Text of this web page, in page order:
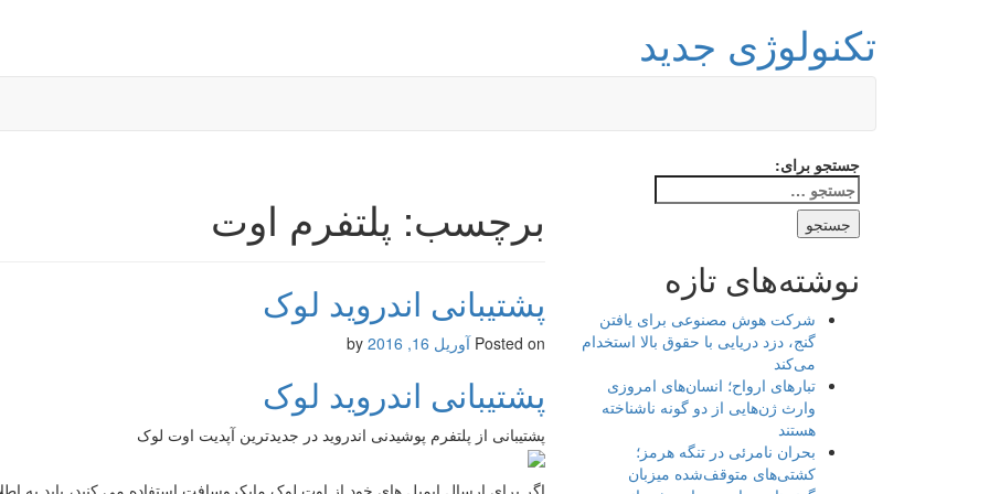
تکنولوژی جدید
برچسب: پلتفرم اوت
پشتیبانی اندروید لوک
Posted on آوریل 16, 2016
پشتیبانی اندروید لوک
پشتیبانی از پلتفرم پوشیدنی اندروید در جدیدترین آپدیت اوت لوک
جستجو برای:
نوشته‌های تازه
شرکت هوش مصنوعی برای یافتن
گنج، دزد دریایی با حقوق بالا استخدام
می‌کند
تبارهای ارواح؛ انسان‌های امروزی
وارث ژن‌هایی از دو گونه ناشناخته
هستند
بحران نامرئی در تنگه هرمز؛
کشتی‌های متوقف‌شده میزبان